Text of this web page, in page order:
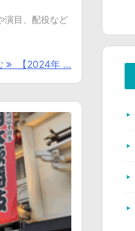
演目、配役など
【2024年 ...